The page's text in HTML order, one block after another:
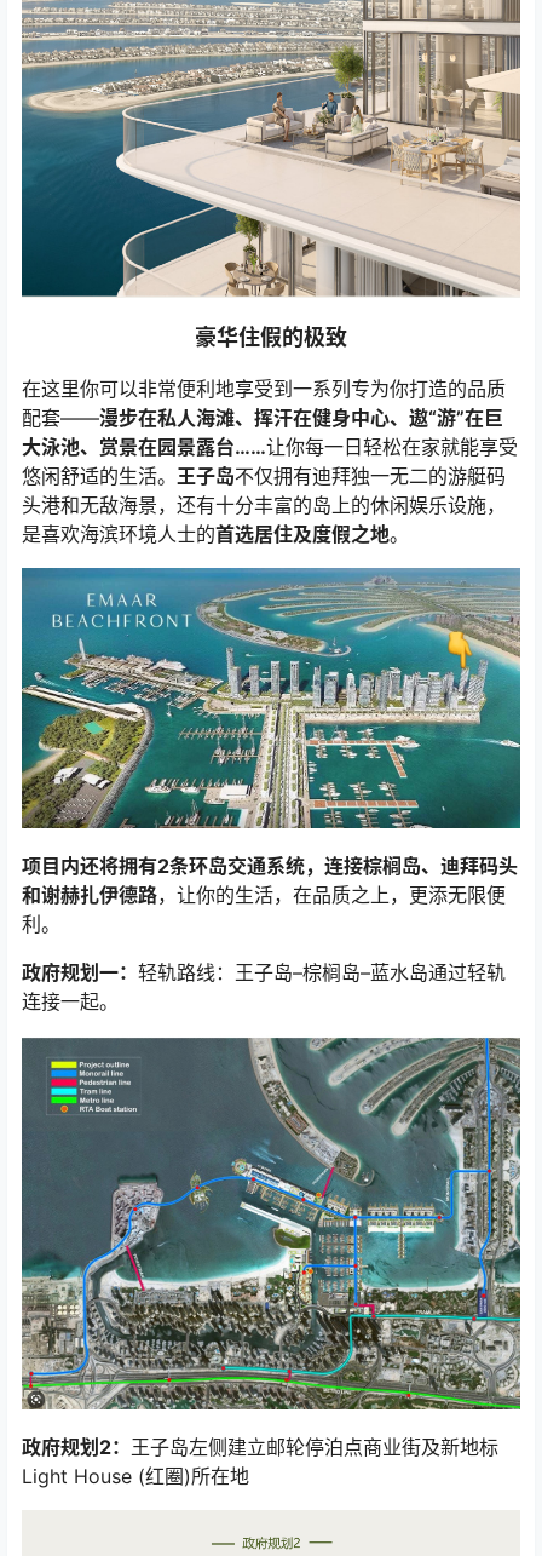
豪华住假的极致
在这里你可以非常便利地享受到一系列专为你打造的品质
配套——漫步在私人海滩、挥汗在健身中心、遨“游”在巨
大泳池、赏景在园景露台……让你每一日轻松在家就能享受
悠闲舒适的生活。 王子岛不仅拥有迪拜独一无二的游艇码
头港和无敌海景，还有十分丰富的岛上的休闲娱乐设施，
是喜欢海滨环境人士的首选居住及度假之地。
项目内还将拥有2条环岛交通系统，连接棕榈岛、迪拜码头
和谢赫扎伊德路，让你的生活，在品质之上，更添无限便
利。
政府规划一： 轻轨路线：王子岛–棕榈岛–蓝水岛通过轻轨
连接一起。
政府规划2： 王子岛左侧建立邮轮停泊点商业街及新地标
Light House (红圈)所在地